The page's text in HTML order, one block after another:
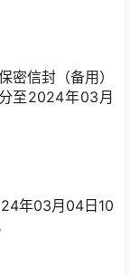
密信封（备用）
至2024年03月
年03月04日10